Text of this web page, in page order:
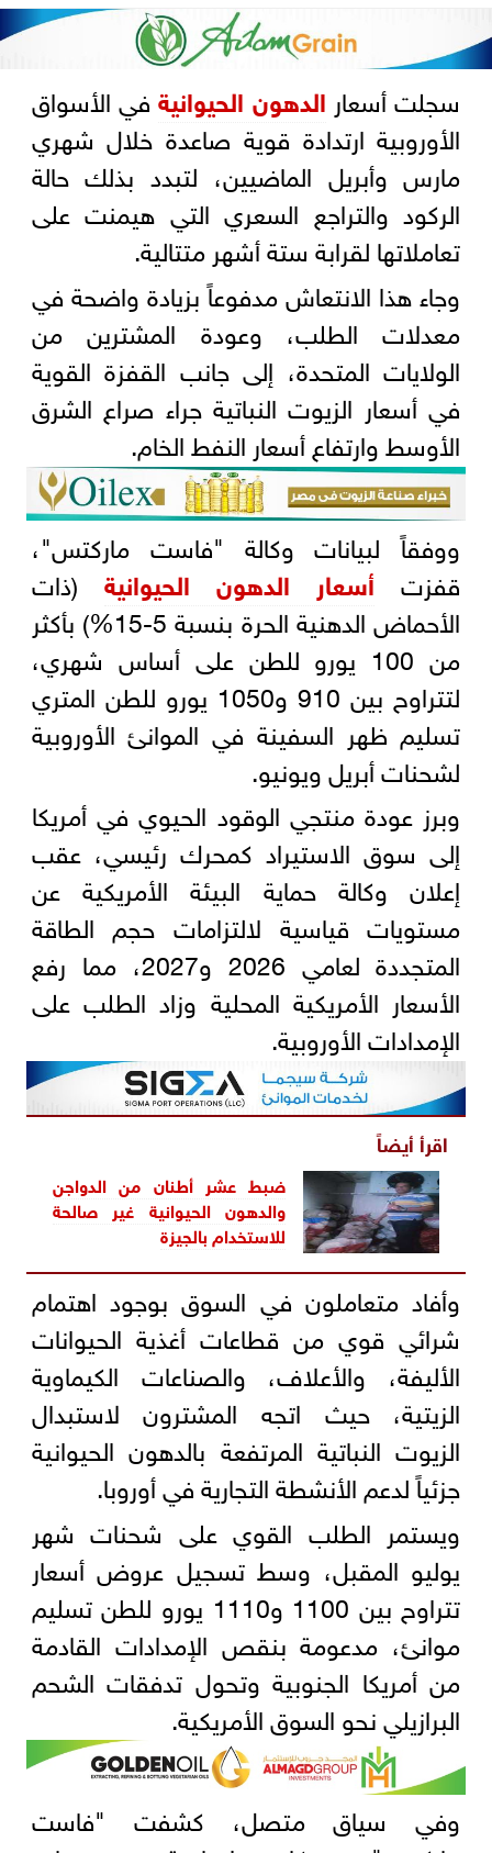
سجلت أسعار الدهون الحيوانيةفي الأسواق
الأوروبية ارتدادة قوية صاعدة خلال شهري
مارس وأبريل الماضيين، لتبدد بذلك حالة
الركود والتراجع السعري التي هيمنت على
تعاملاتها لقرابة ستة أشهر متتالية.
وجاء هذا الانتعاش مدفوعاً بزيادة واضحة في
معدلات الطلب، وعودة المشترين من
الولايات المتحدة، إلى جانب القفزة القوية
في أسعار الزيوت النباتية جراء صراع الشرق
الأوسط وارتفاع أسعار النفط الخام.
ووفقاً لبيانات وكالة "فاست ماركتس"،
قفزت أسعار الدهون الحيوانية (ذات
الأحماض الدهنية الحرة بنسبة 5-15%) بأكثر
من 100 يورو للطن على أساس شهري،
لتتراوح بين 910 و1050 يورو للطن المتري
تسليم ظهر السفينة في الموانئ الأوروبية
لشحنات أبريل ويونيو.
وبرز عودة منتجي الوقود الحيوي في أمريكا
إلى سوق الاستيراد كمحرك رئيسي، عقب
إعلان وكالة حماية البيئة الأمريكية عن
مستويات قياسية لالتزامات حجم الطاقة
المتجددة لعامي 2026 و2027، مما رفع
الأسعار الأمريكية المحلية وزاد الطلب على
الإمدادات الأوروبية.
اقرأ أيضاً
ضبط عشر أطنان من الدواجن
والدهون الحيوانية غير صالحة
للاستخدام بالجيزة
وأفاد متعاملون في السوق بوجود اهتمام
شرائي قوي من قطاعات أغذية الحيوانات
الأليفة، والأعلاف، والصناعات الكيماوية
الزيتية، حيث اتجه المشترون لاستبدال
الزيوت النباتية المرتفعة بالدهون الحيوانية
جزئياً لدعم الأنشطة التجارية في أوروبا.
ويستمر الطلب القوي على شحنات شهر
يوليو المقبل، وسط تسجيل عروض أسعار
تتراوح بين 1100 و1110 يورو للطن تسليم
موانئ، مدعومة بنقص الإمدادات القادمة
من أمريكا الجنوبية وتحول تدفقات الشحم
البرازيلي نحو السوق الأمريكية.
وفي سياق متصل، كشفت "فاست